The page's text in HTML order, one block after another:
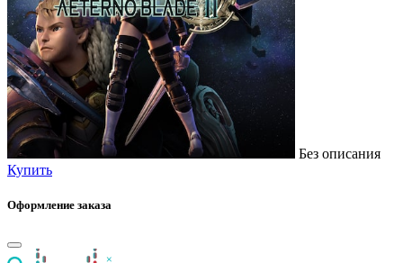
Без описания
Купить
Оформление заказа